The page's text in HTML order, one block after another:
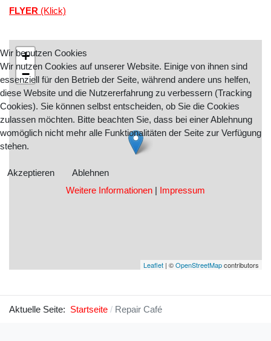
FLYER (Klick)
+
−
Leaflet | ©OpenStreetMapcontributors
Aktuelle Seite: Startseite Repair Café
Wir benutzen Cookies
Wir nutzen Cookies auf unserer Website. Einige von ihnen sind
essenziell für den Betrieb der Seite, während andere uns helfen,
diese Website und die Nutzererfahrung zu verbessern (Tracking
Cookies). Sie können selbst entscheiden, ob Sie die Cookies
zulassen möchten. Bitte beachten Sie, dass bei einer Ablehnung
womöglich nicht mehr alle Funktionalitäten der Seite zur Verfügung
stehen.
Akzeptieren
Ablehnen
Weitere Informationen | Impressum